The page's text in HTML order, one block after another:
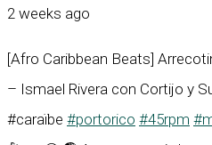
2 weeks ago
[Afro Caribbean Beats]
– Ismael Rivera con Cortijo y
#caraïbe #portorico #45rpm